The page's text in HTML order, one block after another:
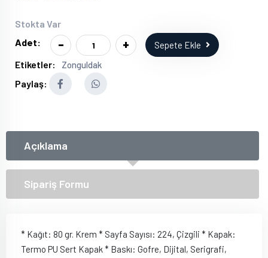
Stokta Var
Adet:
- + Sepete Ekle
Etiketler: Zonguldak
Paylaş:
Açıklama
Sipariş Formu
* Kağıt: 80 gr. Krem * Sayfa Sayısı: 224, Çizgili * Kapak:
Termo PU Sert Kapak * Baskı: Gofre, Dijital, Serigrafi,